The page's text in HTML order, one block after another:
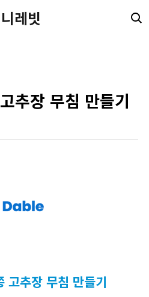
레빗
추장 무침 만들기
고추장 무침 만들기